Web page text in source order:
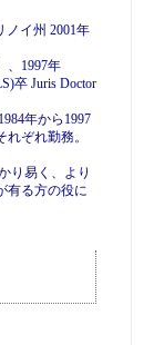
ノイ州 2001年
、1997年
卒 Juris Doctor
年から1997
ぞれ勤務。
り易く、より
有る方の役に